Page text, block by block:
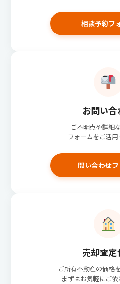
相談予約フ
お問い合
ご不明点や詳細
フォームをご活用
問い合わせ
売却査定
ご所有不動産の価格
まずはお気軽にご依